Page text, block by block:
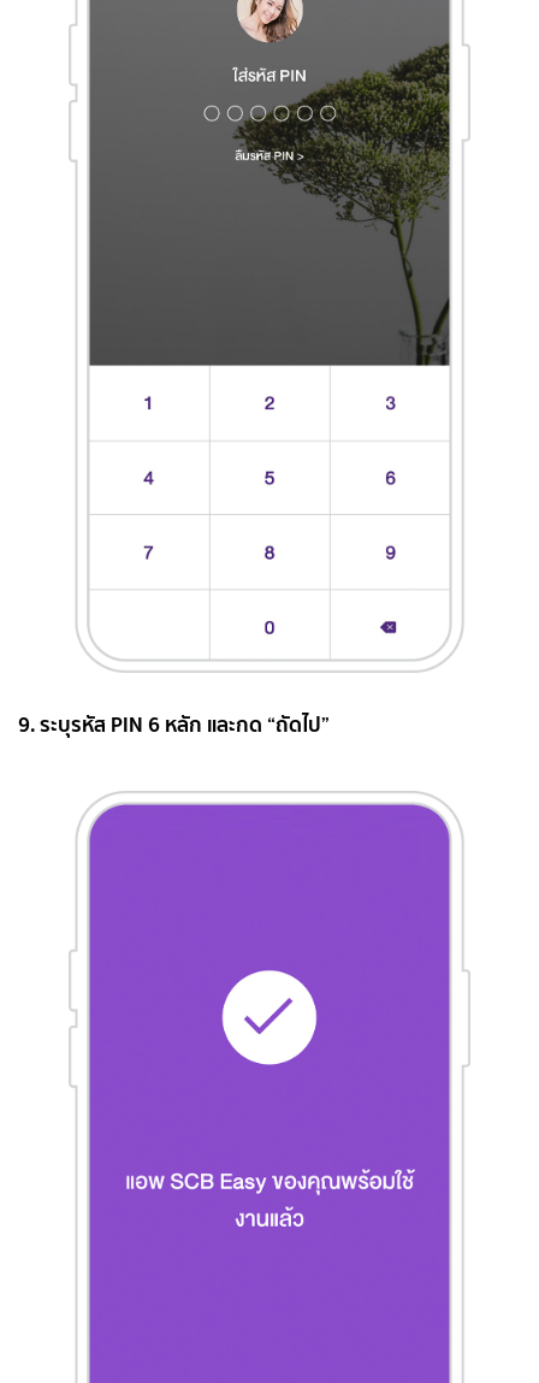
9. ระบุรหัส PIN 6 หลัก และกด “ถัดไป”